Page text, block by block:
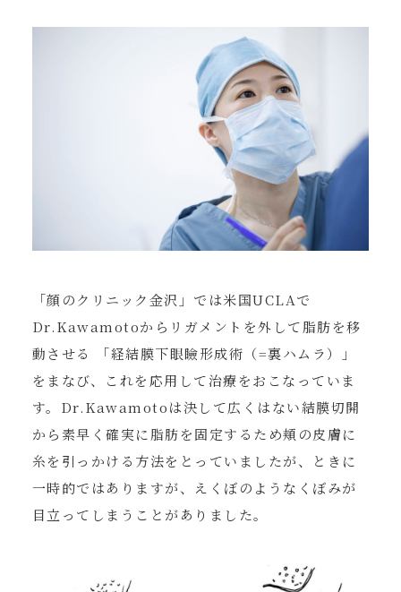
「顔のクリニック金沢」では米国UCLAで
Dr.Kawamotoからリガメントを外して脂肪を移
動させる 「経結膜下眼瞼形成術（=裏ハムラ）」
をまなび、これを応用して治療をおこなっていま
す。Dr.Kawamotoは決して広くはない結膜切開
から素早く確実に脂肪を固定するため頬の皮膚に
糸を引っかける方法をとっていましたが、ときに
一時的ではありますが、えくぼのようなくぼみが
目立ってしまうことがありました。